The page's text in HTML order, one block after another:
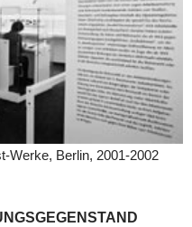
Werke, Berlin, 2001-2002